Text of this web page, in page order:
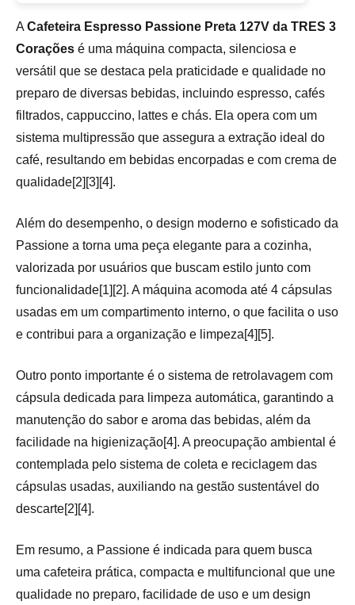
A Cafeteira Espresso Passione Preta 127V da TRES 3
Corações é uma máquina compacta, silenciosa e
versátil que se destaca pela praticidade e qualidade no
preparo de diversas bebidas, incluindo espresso, cafés
filtrados, cappuccino, lattes e chás. Ela opera com um
sistema multipressão que assegura a extração ideal do
café, resultando em bebidas encorpadas e com crema de
qualidade[2][3][4].
Além do desempenho, o design moderno e sofisticado da
Passione a torna uma peça elegante para a cozinha,
valorizada por usuários que buscam estilo junto com
funcionalidade[1][2]. A máquina acomoda até 4 cápsulas
usadas em um compartimento interno, o que facilita o uso
e contribui para a organização e limpeza[4][5].
Outro ponto importante é o sistema de retrolavagem com
cápsula dedicada para limpeza automática, garantindo a
manutenção do sabor e aroma das bebidas, além da
facilidade na higienização[4]. A preocupação ambiental é
contemplada pelo sistema de coleta e reciclagem das
cápsulas usadas, auxiliando na gestão sustentável do
descarte[2][4].
Em resumo, a Passione é indicada para quem busca
uma cafeteira prática, compacta e multifuncional que une
qualidade no preparo, facilidade de uso e um design